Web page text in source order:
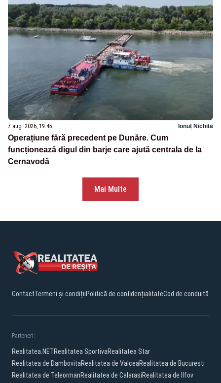
7 aug. 2026, 19:45 Ionuț Nichita
Operațiune fără precedent pe Dunăre. Cum
funcționează digul din barje care ajută centrala de la
Cernavodă
Mai Multe
ContactTermeni și condițiiPolitică de confidențialitateCod de conduită
Parteneri:
Realitatea.NETRealitatea SportivaRealitatea Star
Realitatea de DambovitaRealitatea de ValceaRealitatea de Bucuresti
Realitatea de TeleormanRealitatea de CalarasiRealitatea de Ilfov